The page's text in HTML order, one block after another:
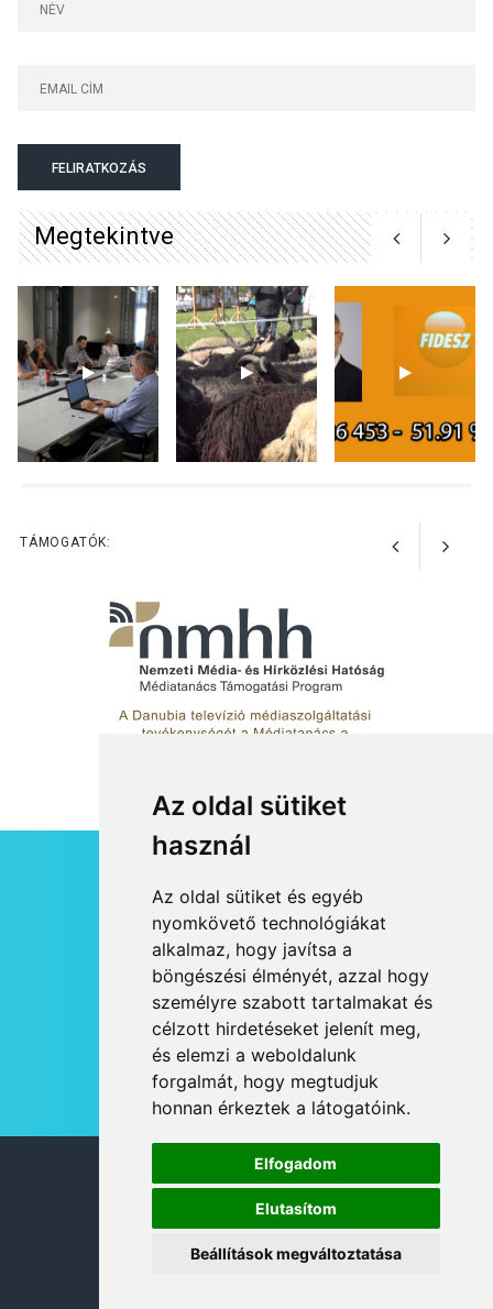
Az oldal sütiket
használ
Az oldal sütiket és egyéb
nyomkövető technológiákat
alkalmaz, hogy javítsa a
böngészési élményét, azzal hogy
személyre szabott tartalmakat és
célzott hirdetéseket jelenít meg,
és elemzi a weboldalunk
forgalmát, hogy megtudjuk
honnan érkeztek a látogatóink.
Elfogadom
Elutasítom
Beállítások megváltoztatása
teli búcsúhétvége lesz
KÖZÉLET 2026 AUG 04
Jótékonysági
tanszergyűjtés lesz
Szigetmonostoron
FELIRATKOZÁS
Megtekintve
TÁMOGATÓK:
RSS
JOGI NYILATKOZAT
KAPCSOLAT
OLDALTÉRKÉP
IMPRESSZUM
HÍR BEKÜLDÉSE
© 2026 DANUBIA TV